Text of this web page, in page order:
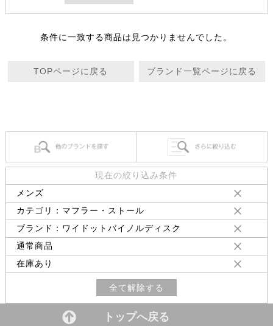
条件に一致する商品は見つかりませんでした。
TOPページに戻る ブランド一覧ページに戻る
現在の絞り込み条件
メンズ
カテゴリ：マフラー・ストール
ブランド：ワイドットバイノルディスク
通常商品
在庫あり
全て解除する
トップへ戻る